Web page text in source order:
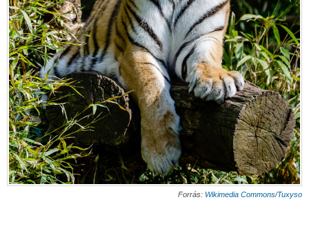
Forrás: Wikimedia Commons/Tuxyso